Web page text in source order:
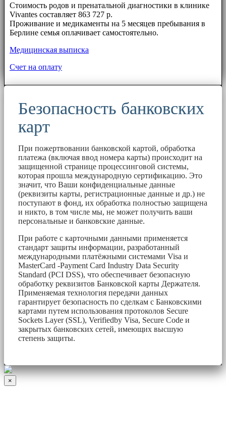
Стоимость родов и пренатальной диагностики в клинике
Vivantes составляет 863 727 р.
Проживание и медикаменты на 5 месяцев пребывания в
Берлине семья оплачивает самостоятельно.
Медицинская выписка
Счет на оплату
Безопасность банковских
карт
При пожертвовании банковской картой, обработка
платежа (включая ввод номера карты) происходит на
защищенной странице процессинговой системы,
которая прошла международную сертификацию. Это
значит, что Ваши конфиденциальные данные
(реквизиты карты, регистрационные данные и др.) не
поступают в фонд, их обработка полностью защищена
и никто, в том числе мы, не может получить ваши
персональные и банковские данные.
При работе с карточными данными применяется
стандарт защиты информации, разработанный
международными платёжными системами Visa и
MasterCard -Payment Card Industry Data Security
Standard (PCI DSS), что обеспечивает безопасную
обработку реквизитов Банковской карты Держателя.
Применяемая технология передачи данных
гарантирует безопасность по сделкам с Банковскими
картами путем использования протоколов Secure
Sockets Layer (SSL), Verifiedby Visa, Secure Code и
закрытых банковских сетей, имеющих высшую
степень защиты.
×